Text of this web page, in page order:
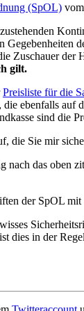
(SpOL)
Gegebenheiten
Zuschauer der
gilt.
Preisliste für die
ebenfalls auf
sind die
die Sie mir
das oben
der SpOL
dies in der